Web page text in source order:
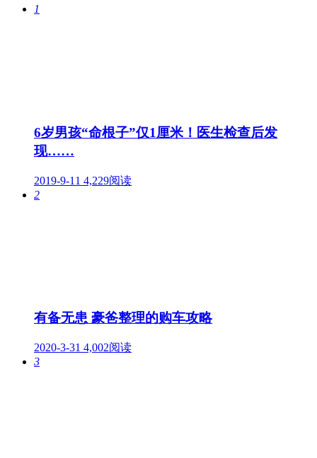
1
6岁男孩“命根子”仅1厘米！医生检查后发
现……
2019-9-11 4,229阅读
2
有备无患 豪爸整理的购车攻略
2020-3-31 4,002阅读
3